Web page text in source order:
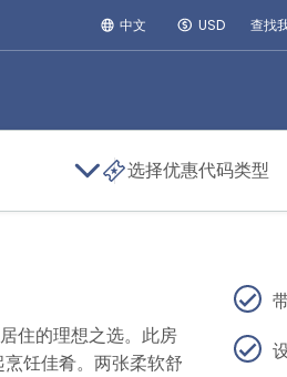
中文 USD 查找
选择优惠代码类型
住的理想之选。此房
饪佳肴。两张柔软舒